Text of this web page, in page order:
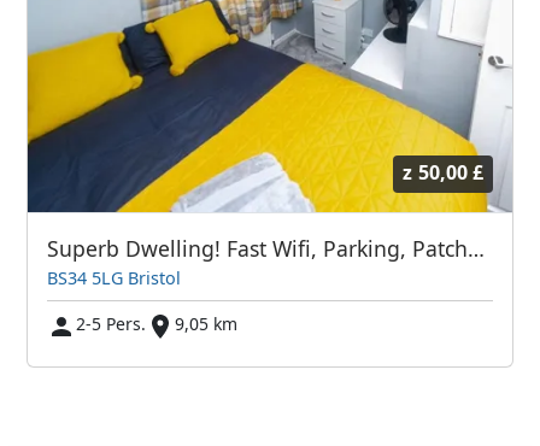
z 50,00 £
Superb Dwelling! Fast Wifi, Parking, Patchway
BS34 5LG Bristol
2-5 Pers.
9,05 km